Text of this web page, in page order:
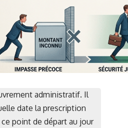
administratif. Il
date la prescription
point de départ au jour